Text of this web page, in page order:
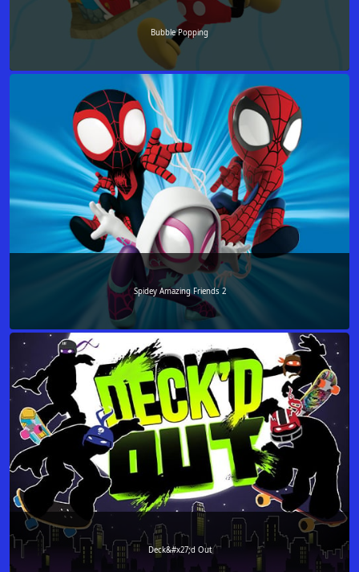
Bubble Popping
Spidey Amazing Friends 2
Deck&#x27;d Out